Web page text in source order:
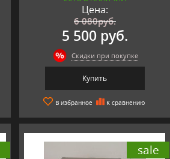
Цена:
6 080руб.
5 500 руб.
Скидки при покупке
Купить
В избранное К сравнению
sale